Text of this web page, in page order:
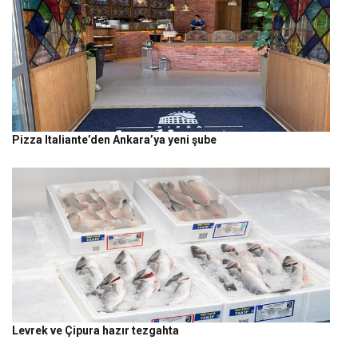
Pizza Italiante’den Ankara’ya yeni şube
Levrek ve Çipura hazır tezgahta